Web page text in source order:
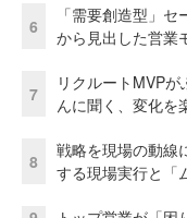
6
「需要創造型」
から見出した営業
7
リクルートMVP
んに聞く、変化を
8
戦略を現場の動線
する現場実行と「